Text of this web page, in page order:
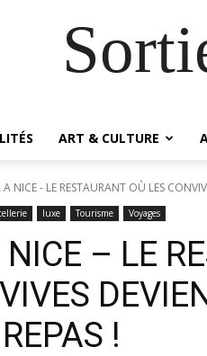
ART & CULTURE
A NICE - LE RESTAURANT OÙ LES
luxe Tourisme Voyages
– LE
!